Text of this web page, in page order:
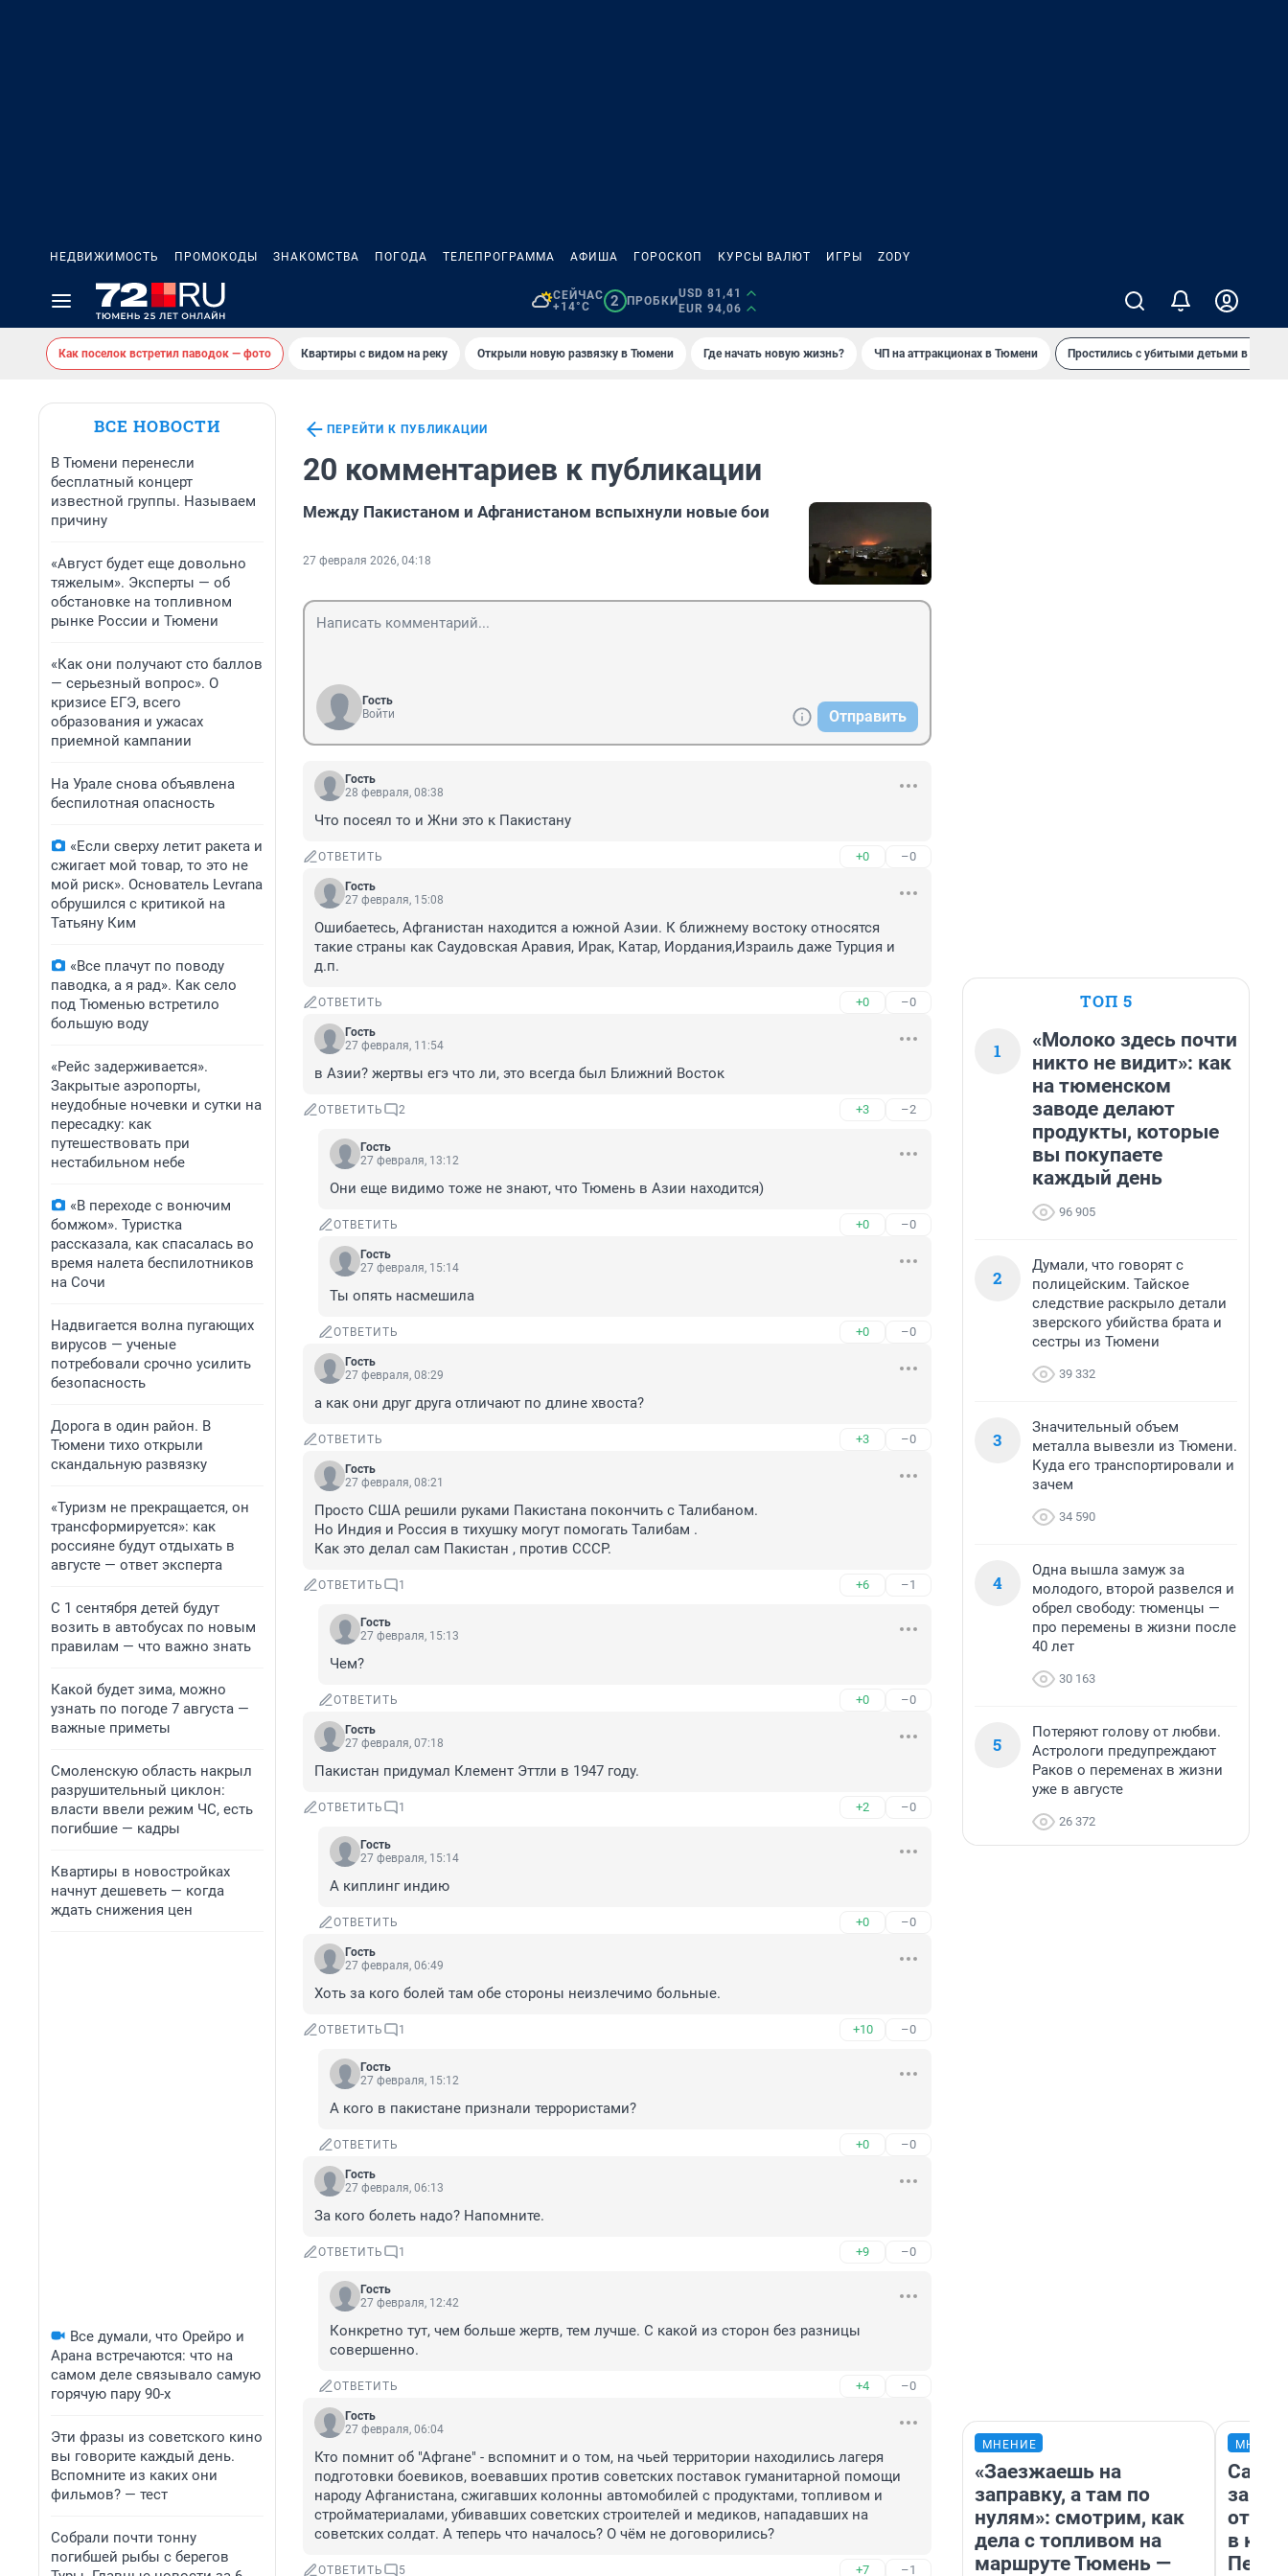
НЕДВИЖИМОСТЬ ПРОМОКОДЫ ЗНАКОМСТВА ПОГОДА ТЕЛЕПРОГРАММА АФИША ГОРОСКОП КУРСЫ ВАЛЮТ ИГРЫ ZODY
СЕЙЧАС
+14°C
2 ПРОБКИ
USD 81,41
EUR 94,06
Как поселок встретил паводок — фото Квартиры с видом на реку Открыли новую развязку в Тюмени Где начать новую жизнь? ЧП на аттракционах в Тюмени Простились с убитыми детьми в
ВСЕ НОВОСТИ
В Тюмени перенесли
бесплатный концерт
известной группы. Называем
причину
«Август будет еще довольно
тяжелым». Эксперты — об
обстановке на топливном
рынке России и Тюмени
«Как они получают сто баллов
— серьезный вопрос». О
кризисе ЕГЭ, всего
образования и ужасах
приемной кампании
На Урале снова объявлена
беспилотная опасность
«Если сверху летит ракета и
сжигает мой товар, то это не
мой риск». Основатель Levrana
обрушился с критикой на
Татьяну Ким
«Все плачут по поводу
паводка, а я рад». Как село
под Тюменью встретило
большую воду
«Рейс задерживается».
Закрытые аэропорты,
неудобные ночевки и сутки на
пересадку: как
путешествовать при
нестабильном небе
«В переходе с вонючим
бомжом». Туристка
рассказала, как спасалась во
время налета беспилотников
на Сочи
Надвигается волна пугающих
вирусов — ученые
потребовали срочно усилить
безопасность
Дорога в один район. В
Тюмени тихо открыли
скандальную развязку
«Туризм не прекращается, он
трансформируется»: как
россияне будут отдыхать в
августе — ответ эксперта
С 1 сентября детей будут
возить в автобусах по новым
правилам — что важно знать
Какой будет зима, можно
узнать по погоде 7 августа —
важные приметы
Смоленскую область накрыл
разрушительный циклон:
власти ввели режим ЧС, есть
погибшие — кадры
Квартиры в новостройках
начнут дешеветь — когда
ждать снижения цен
Все думали, что Орейро и
Арана встречаются: что на
самом деле связывало самую
горячую пару 90-х
Эти фразы из советского кино
вы говорите каждый день.
Вспомните из каких они
фильмов? — тест
Собрали почти тонну
погибшей рыбы с берегов
ПЕРЕЙТИ К ПУБЛИКАЦИИ
20 комментариев к публикации
Между Пакистаном и Афганистаном вспыхнули новые бои
27 февраля 2026, 04:18
Гость
Войти
Отправить
Гость
28 февраля, 08:38
Что посеял то и Жни это к Пакистану
ОТВЕТИТЬ +0 –0
Гость
27 февраля, 15:08
Ошибаетесь, Афганистан находится а южной Азии. К ближнему востоку относятся
такие страны как Саудовская Аравия, Ирак, Катар, Иордания,Израиль даже Турция и
д.п.
ОТВЕТИТЬ +0 –0
Гость
27 февраля, 11:54
в Азии? жертвы егэ что ли, это всегда был Ближний Восток
ОТВЕТИТЬ 2 +3 –2
Гость
27 февраля, 13:12
Они еще видимо тоже не знают, что Тюмень в Азии находится)
ОТВЕТИТЬ +0 –0
Гость
27 февраля, 15:14
Ты опять насмешила
ОТВЕТИТЬ +0 –0
Гость
27 февраля, 08:29
а как они друг друга отличают по длине хвоста?
ОТВЕТИТЬ +3 –0
Гость
27 февраля, 08:21
Просто США решили руками Пакистана покончить с Талибаном.
Но Индия и Россия в тихушку могут помогать Талибам .
Как это делал сам Пакистан , против СССР.
ОТВЕТИТЬ 1 +6 –1
Гость
27 февраля, 15:13
Чем?
ОТВЕТИТЬ +0 –0
Гость
27 февраля, 07:18
Пакистан придумал Клемент Эттли в 1947 году.
ОТВЕТИТЬ 1 +2 –0
Гость
27 февраля, 15:14
А киплинг индию
ОТВЕТИТЬ +0 –0
Гость
27 февраля, 06:49
Хоть за кого болей там обе стороны неизлечимо больные.
ОТВЕТИТЬ 1 +10 –0
Гость
27 февраля, 15:12
А кого в пакистане признали террористами?
ОТВЕТИТЬ +0 –0
Гость
27 февраля, 06:13
За кого болеть надо? Напомните.
ОТВЕТИТЬ 1 +9 –0
Гость
27 февраля, 12:42
Конкретно тут, чем больше жертв, тем лучше. С какой из сторон без разницы
совершенно.
ОТВЕТИТЬ +4 –0
Гость
27 февраля, 06:04
Кто помнит об "Афгане" - вспомнит и о том, на чьей территории находились лагеря
подготовки боевиков, воевавших против советских поставок гуманитарной помощи
народу Афганистана, сжигавших колонны автомобилей с продуктами, топливом и
стройматериалами, убивавших советских строителей и медиков, нападавших на
советских солдат. А теперь что началось? О чём не договорились?
ОТВЕТИТЬ 5 +7 –1
ТОП 5
1
«Молоко здесь почти
никто не видит»: как
на тюменском
заводе делают
продукты, которые
вы покупаете
каждый день
96 905
2
Думали, что говорят с
полицейским. Тайское
следствие раскрыло детали
зверского убийства брата и
сестры из Тюмени
39 332
3
Значительный объем
металла вывезли из Тюмени.
Куда его транспортировали и
зачем
34 590
4
Одна вышла замуж за
молодого, второй развелся и
обрел свободу: тюменцы —
про перемены в жизни после
40 лет
30 163
5
Потеряют голову от любви.
Астрологи предупреждают
Раков о переменах в жизни
уже в августе
26 372
МНЕНИЕ
«Заезжаешь на
заправку, а там по
нулям»: смотрим, как
дела с топливом на
маршруте Тюмень —
в